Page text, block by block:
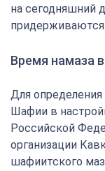
на сегодняшний
придерживаются
Время намаза
Для
Шафии в
Российской
организации
шафиитского